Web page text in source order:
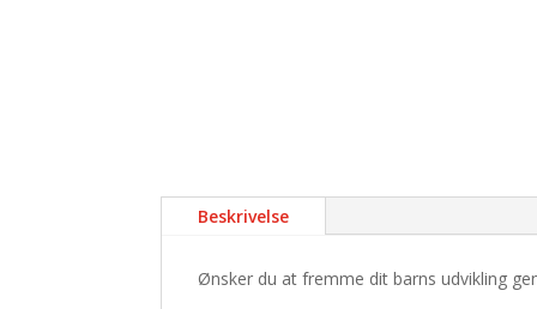
Beskrivelse
Ønsker du at fremme dit barns udvikling